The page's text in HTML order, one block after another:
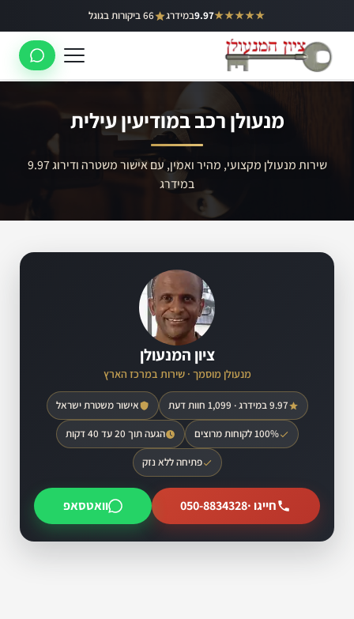
לתוכן
★★★★★
9.97במידרג 66 ביקורות בגוגל באר יעקב
ראשון לציון
לוד
רמלה
מנעולן רכב במודיעין עילית
שירות מנעולן מקצועי, מהיר ואמין, עם אישור משטרה ודירוג 9.97
במידרג
ציון המנעולן
מנעולן מוסמך · שירות במרכז הארץ
9.97 במידרג · 1,099 חוות דעת אישור משטרת ישראל
100% לקוחות מרוצים הגעה תוך 20 עד 40 דקות
פתיחה ללא נזק
חייגו ·050-8834328 וואטסאפ